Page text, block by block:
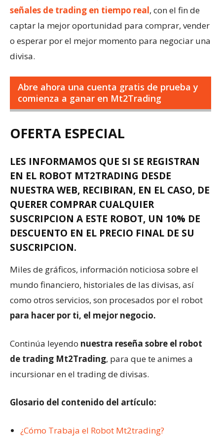
señales de trading en tiempo real, con el fin de
captar la mejor oportunidad para comprar, vender
o esperar por el mejor momento para negociar una
divisa.
Abre ahora una cuenta gratis de prueba y
comienza a ganar en Mt2Trading
OFERTA ESPECIAL
LES INFORMAMOS QUE SI SE REGISTRAN
EN EL ROBOT MT2TRADING DESDE
NUESTRA WEB, RECIBIRAN, EN EL CASO, DE
QUERER COMPRAR CUALQUIER
SUSCRIPCION A ESTE ROBOT, UN 10% DE
DESCUENTO EN EL PRECIO FINAL DE SU
SUSCRIPCION.
Miles de gráficos, información noticiosa sobre el
mundo financiero, historiales de las divisas, así
como otros servicios, son procesados por el robot
para hacer por ti, el mejor negocio.
Continúa leyendo nuestra reseña sobre el robot
de trading Mt2Trading, para que te animes a
incursionar en el trading de divisas.
Glosario del contenido del artículo:
¿Cómo Trabaja el Robot Mt2trading?